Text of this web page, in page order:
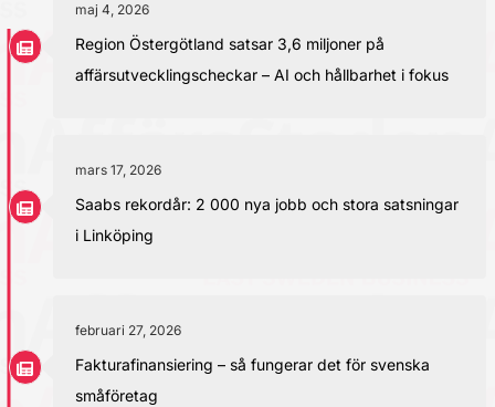
maj 4, 2026
Region Östergötland satsar 3,6 miljoner på
affärsutvecklingscheckar – AI och hållbarhet i fokus
mars 17, 2026
Saabs rekordår: 2 000 nya jobb och stora satsningar
i Linköping
februari 27, 2026
Fakturafinansiering – så fungerar det för svenska
småföretag